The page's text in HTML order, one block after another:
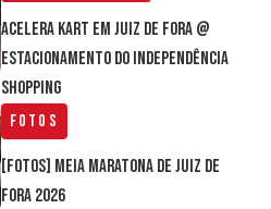
Acelera Kart em Juiz de Fora @
estacionamento do Independência
Shopping
Fotos
[FOTOS] Meia Maratona de Juiz de
Fora 2026